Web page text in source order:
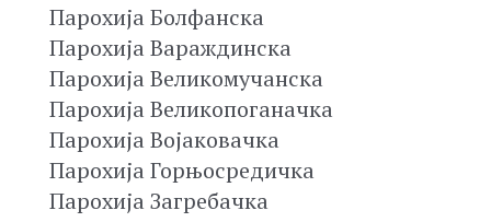
Парохија Болфанска
Парохија Вараждинска
Парохија Великомучанска
Парохија Великопоганачка
Парохија Војаковачка
Парохија Горњосредичка
Парохија Загребачка